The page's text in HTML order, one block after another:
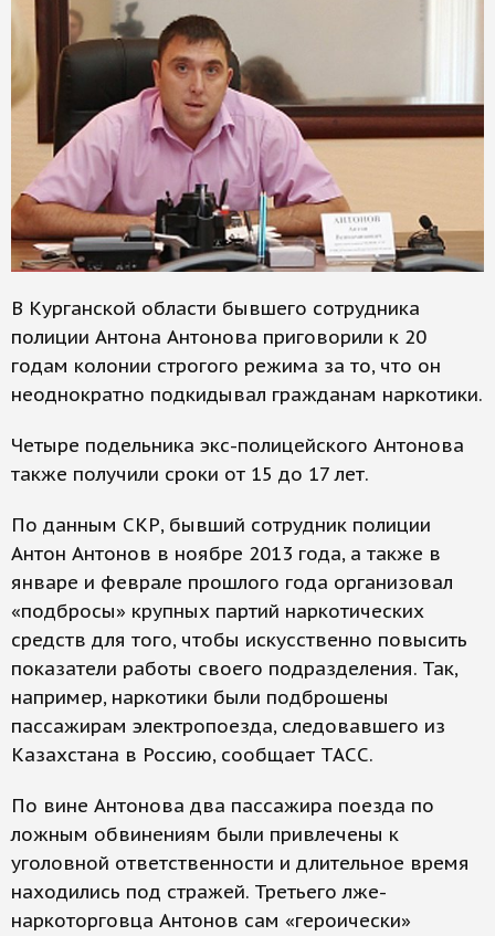
В Курганской области бывшего сотрудника
полиции Антона Антонова приговорили к 20
годам колонии строгого режима за то, что он
неоднократно подкидывал гражданам наркотики.
Четыре подельника экс-полицейского Антонова
также получили сроки от 15 до 17 лет.
По данным СКР, бывший сотрудник полиции
Антон Антонов в ноябре 2013 года, а также в
январе и феврале прошлого года организовал
«подбросы» крупных партий наркотических
средств для того, чтобы искусственно повысить
показатели работы своего подразделения. Так,
например, наркотики были подброшены
пассажирам электропоезда, следовавшего из
Казахстана в Россию, сообщает ТАСС.
По вине Антонова два пассажира поезда по
ложным обвинениям были привлечены к
уголовной ответственности и длительное время
находились под стражей. Третьего лже-
наркоторговца Антонов сам «героически»